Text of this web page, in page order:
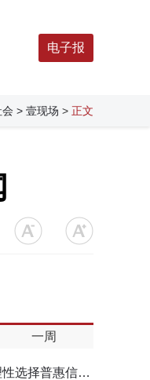
电子报
> 壹现场 > 正文
一周
普惠信贷服务